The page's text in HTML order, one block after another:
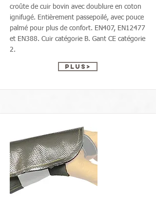
croûte de cuir bovin avec doublure en coton
ignifugé. Entièrement passepoilé, avec pouce
palmé pour plus de confort. EN407, EN12477
et EN388. Cuir catégorie B. Gant CE catégorie
2.
Plus>